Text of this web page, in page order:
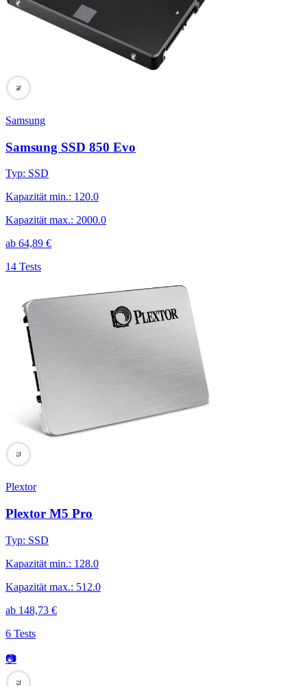
76
Samsung
Samsung SSD 850 Evo
Typ: SSD
Kapazität min.: 120.0
Kapazität max.: 2000.0
ab 64,89 €
14 Tests
75
Plextor
Plextor M5 Pro
Typ: SSD
Kapazität min.: 128.0
Kapazität max.: 512.0
ab 148,73 €
6 Tests
📷
75